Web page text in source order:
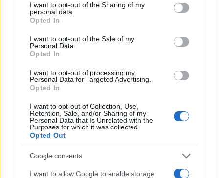
not limited to your visit or usage behaviour. You may click to
grant or deny consent to Google and its third-party tags to
use your data for below specified purposes in below Google
consent section.
I want to opt-out of the Sharing of my
personal data.
Opted In
I want to opt-out of the Sale of my
Personal Data.
Opted In
I want to opt-out of processing my
Personal Data for Targeted Advertising.
Opted In
I want to opt-out of Collection, Use,
Retention, Sale, and/or Sharing of my
Personal Data that Is Unrelated with the
Purposes for which it was collected.
Opted Out
Google consents
I want to allow Google to enable storage
La sfida di ResQ per riprendere le operazioni di
soccorso dopo il ciclone Harry
PEOPLE NEWS